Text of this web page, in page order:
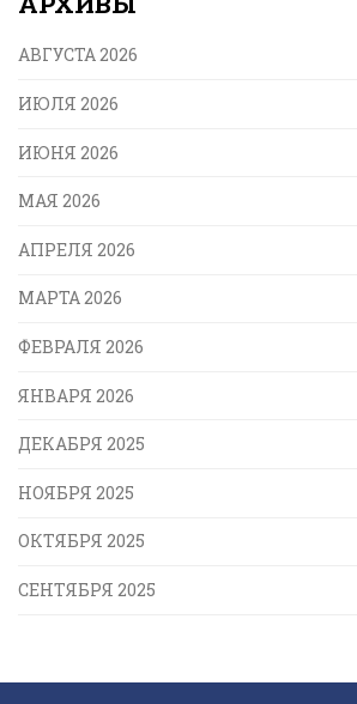
АВГУСТА 2026
ИЮЛЯ 2026
ИЮНЯ 2026
МАЯ 2026
АПРЕЛЯ 2026
МАРТА 2026
ФЕВРАЛЯ 2026
ЯНВАРЯ 2026
ДЕКАБРЯ 2025
НОЯБРЯ 2025
ОКТЯБРЯ 2025
СЕНТЯБРЯ 2025